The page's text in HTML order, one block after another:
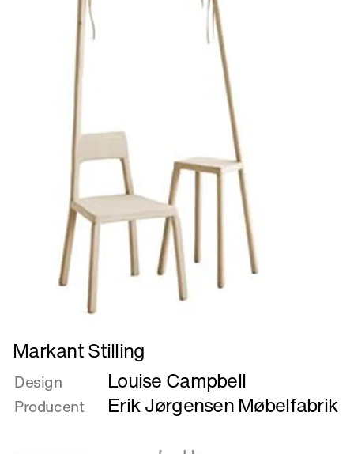
Læs
mere
om
Markant
Stilling
Markant Stilling
Design Louise Campbell
Producent Erik Jørgensen Møbelfabrik